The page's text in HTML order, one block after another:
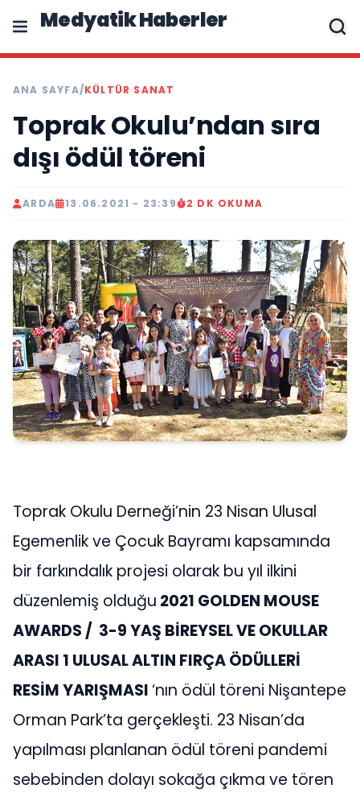
Medyatik Haberler
ANA SAYFA/KÜLTÜR SANAT
Toprak Okulu’ndan sıra
dışı ödül töreni
ARDA 13.06.2021 - 23:39 2 DK OKUMA
Toprak Okulu Derneği’nin 23 Nisan Ulusal
Egemenlik ve Çocuk Bayramı kapsamında
bir farkındalık projesi olarak bu yıl ilkini
düzenlemiş olduğu 2021 GOLDEN MOUSE
AWARDS / 3-9 YAŞ BİREYSEL VE OKULLAR
ARASI 1 ULUSAL ALTIN FIRÇA ÖDÜLLERİ
RESİM YARIŞMASI‘nın ödül töreni Nişantepe
Orman Park’ta gerçekleşti. 23 Nisan’da
yapılması planlanan ödül töreni pandemi
sebebinden dolayı sokağa çıkma ve tören